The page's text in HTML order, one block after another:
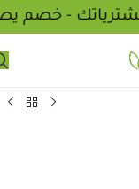
مشترياتك - خصم